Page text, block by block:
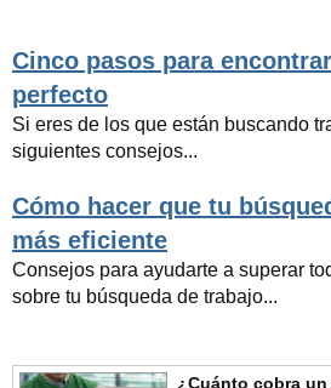
Cinco pasos para
perfecto
Si eres de los que están buscando
siguientes consejos...
Cómo hacer que tu
más eficiente
Consejos para ayudarte a superar
sobre tu búsqueda de trabajo...
¿Cuánto cobra